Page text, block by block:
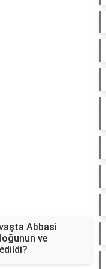
Abbasi
ve